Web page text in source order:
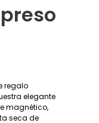
regalo
elegante
magnético,
seca de